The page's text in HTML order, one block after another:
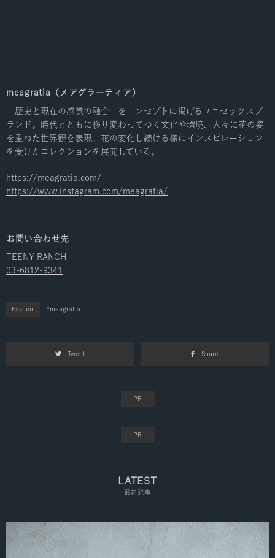
meagratia（メアグラーティア）
「歴史と現在の感覚の融合」をコンセプトに掲げるユニセックスブ
ランド。時代とともに移り変わってゆく文化や環境、人々に花の姿
を重ねた世界観を表現。花の変化し続ける様にインスピレーション
を受けたコレクションを展開している。
https://meagratia.com/
https://www.instagram.com/meagratia/
お問い合わせ先
TEENY RANCH
03-6812-9341
Fashion meagratia
Tweet Share
LATEST
最新記事